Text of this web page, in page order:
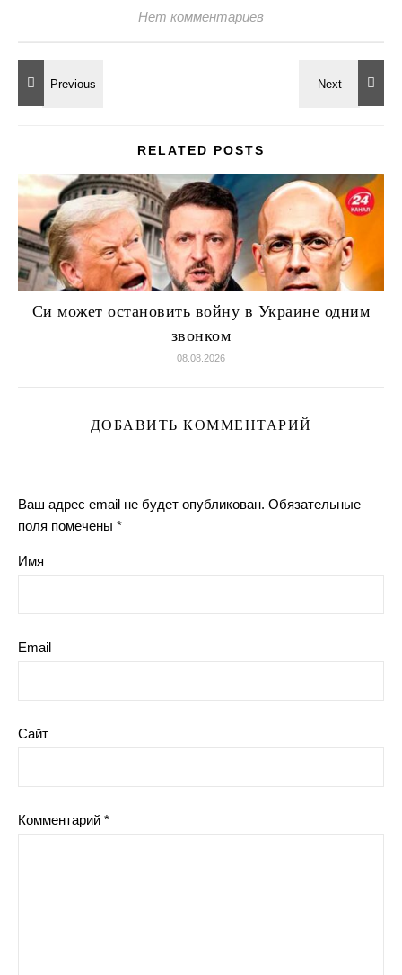
Нет комментариев
RELATED POSTS
Си может остановить войну в Украине одним
звонком
08.08.2026
ДОБАВИТЬ КОММЕНТАРИЙ
Ваш адрес email не будет опубликован. Обязательные
поля помечены *
Имя
Email
Сайт
Комментарий *